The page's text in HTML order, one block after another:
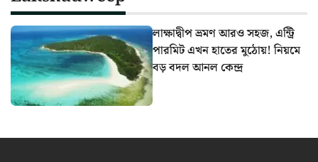
লাক্ষাদ্বীপ ভ্রমণ আরও সহজ, এন্ট্রি
পারমিট এখন হাতের মুঠোয়! নিয়মে
বড় বদল আনল কেন্দ্র